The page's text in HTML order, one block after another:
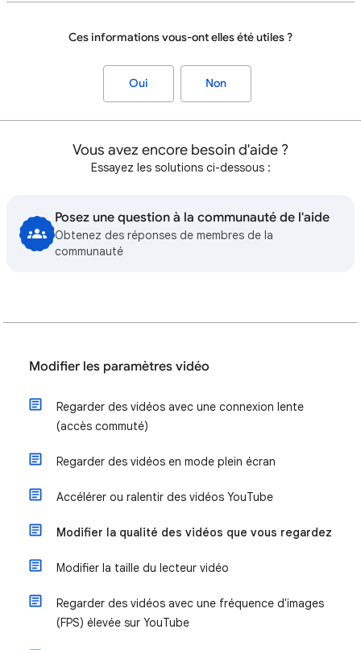
Ces informations vous-ont elles été utiles ?
Oui Non
Vous avez encore besoin d'aide ?
Essayez les solutions ci-dessous :
Posez une question à la communauté de l'aide
Obtenez des réponses de membres de la
communauté
Modifier les paramètres vidéo
Regarder des vidéos avec une connexion lente
(accès commuté)
Regarder des vidéos en mode plein écran
Accélérer ou ralentir des vidéos YouTube
Modifier la qualité des vidéos que vous regardez
Modifier la taille du lecteur vidéo
Regarder des vidéos avec une fréquence d'images
(FPS) élevée sur YouTube